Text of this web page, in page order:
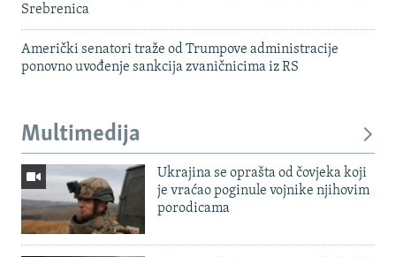
Srebrenica
Američki senatori traže od Trumpove administracije
ponovno uvođenje sankcija zvaničnicima iz RS
Multimedija
Ukrajina se oprašta od čovjeka koji
je vraćao poginule vojnike njihovim
porodicama